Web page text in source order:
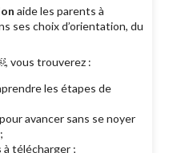
aide les parents à
ses choix d’orientation, du
vous trouverez :
les étapes de
avancer sans se noyer
à télécharger ;